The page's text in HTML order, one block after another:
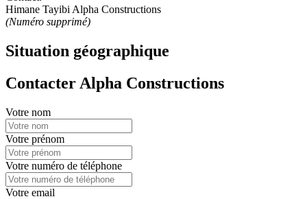
Himane Tayibi Alpha Constructions
(Numéro supprimé)
Situation géographique
Contacter Alpha Constructions
Votre nom
Votre prénom
Votre numéro de téléphone
Votre email